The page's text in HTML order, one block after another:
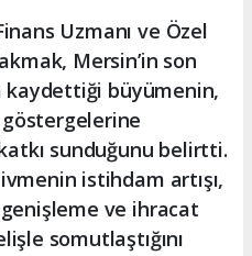
Uzmanı ve Özel
Mersin’in son
kaydettiği büyümenin,
sunduğunu belirtti.
istihdam artışı,
ve ihracat
somutlaştığını